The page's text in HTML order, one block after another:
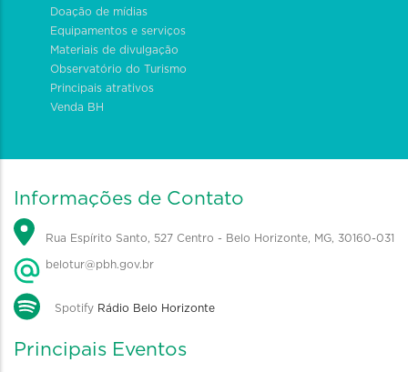
Doação de mídias
Equipamentos e serviços
Materiais de divulgação
Observatório do Turismo
Principais atrativos
Venda BH
Informações de Contato
Rua Espírito Santo, 527 Centro - Belo Horizonte, MG, 30160-031
belotur@pbh.gov.br
Spotify Rádio Belo Horizonte
Principais Eventos